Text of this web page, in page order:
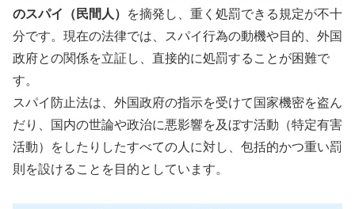
のスパイ（民間人）
を摘発し、重く処罰できる規定が不十
分です。現在の法律では、スパイ行為の動機や目的、外国
政府との関係を立証し、直接的に処罰することが困難で
す。
スパイ防止法は、外国政府の指示を受けて国家機密を盗ん
だり、国内の世論や政治に悪影響を及ぼす活動（特定有害
活動）をしたりしたすべての人に対し、包括的かつ重い罰
則を設けることを目的としています。